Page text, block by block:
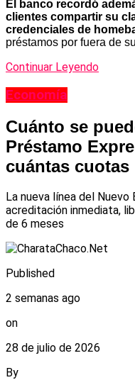
El banco recordó
clientes compartir su
credenciales de
préstamos por fuera de
Continuar Leyendo
Economía
Cuánto se
Préstamo
cuántas cuotas
La nueva línea del
acreditación inmediata,
de 6 meses
Published
2 semanas ago
on
28 de julio de 2026
By